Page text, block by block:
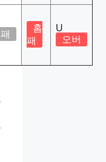
패
홈
패
U
오버